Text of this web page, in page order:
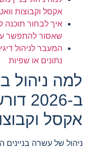
אקסל וקבוצות
שאסור להתפשר
המעבר לניהול
נתונים או שפיות
למה ניהול
ב-
אקסל
ניהול של עשרה